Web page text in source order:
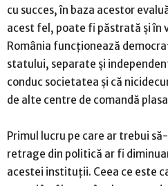
cu succes, în baza acestor
acest fel, poate fi păstrată și în
România funcționează
statului, separate și
conduc societatea și că
de alte centre de comandă
Primul lucru pe care ar trebui
retrage din politică ar fi
acestei instituții. Ceea ce este